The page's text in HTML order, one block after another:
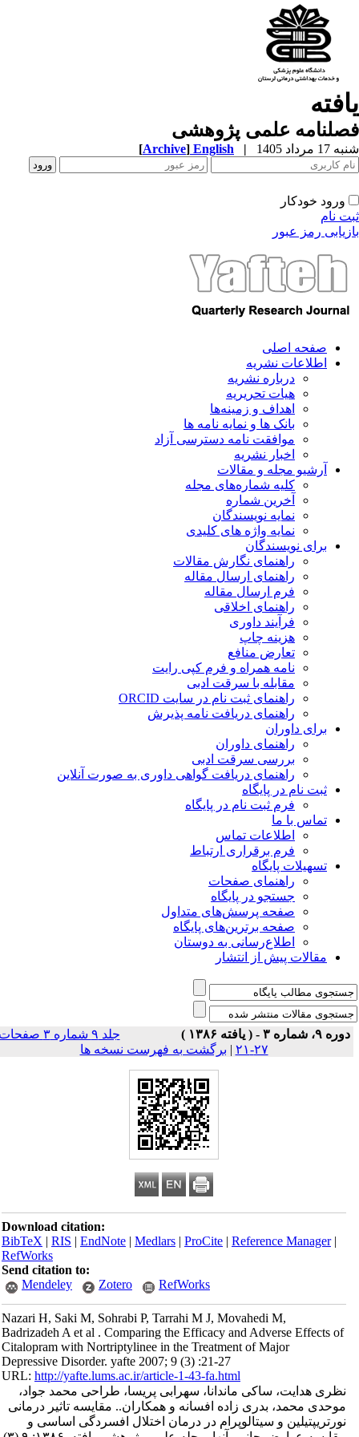
علمی پژوهشی
مرداد 1405 |
English
[Archive]
ورود خودکار
نام
رمز عبور
صفحه اصلی
اطلاعات نشریه
درباره نشریه
هیات تحریریه
اهداف و زمینه‌ها
بانک ها و نمایه نامه ها
موافقت نامه دسترسی آزاد
اخبار نشریه
آرشیو مجله و مقالات
کلیه شماره‌های مجله
آخرین شماره
نمایه نویسندگان
نمایه واژه های کلیدی
برای نویسندگان
راهنمای نگارش مقالات
راهنمای ارسال مقاله
فرم ارسال مقاله
راهنمای اخلاقی
فرآیند داوری
هزینه چاپ
تعارض منافع
نامه همراه و فرم کپی رایت
مقابله با سرقت ادبی
راهنمای ثبت نام در سایت ORCID
راهنمای دریافت نامه پذیرش
برای داوران
راهنمای داوران
بررسی سرقت ادبی
راهنمای دریافت گواهی داوری به صورت آنلاین
ثبت نام در پایگاه
فرم ثبت نام در پایگاه
تماس با ما
اطلاعات تماس
فرم برقراری ارتباط
تسهیلات پایگاه
راهنمای صفحات
جستجو در پایگاه
صفحه پرسش‌های متداول
صفحه برترین‌های پایگاه
اطلاع‌رسانی به دوستان
مقالات پیش از انتشار
دوره ۹، شماره ۳ - ( یافته ۱۳۸۶ )
جلد ۹ شماره ۳ صفحات
۲۷-۲۱
|برگشت به فهرست نسخه ها
Download citation:
BibTeX|RIS|EndNote|Medlars|ProCite|Reference Manager
RefWorks
Send citation to:
Mendeley
Zotero RefWorks
Nazari H, Saki M, Sohrabi P, Tarrahi M J, Movahedi M,
Badrizadeh A et al . Comparing the Efficacy and Adverse Effects of
Citalopram with Nortriptylinee in the Treatment of Major
Depressive Disorder. yafte 2007; 9 (3) :21-27
URL:http://yafte.lums.ac.ir/article-1-43-fa.html
نظری هدایت، ساکی ماندانا، سهرابی پریسا، طراحی محمد جواد،
موحدی محمد، بدری زاده افسانه و همکاران.. مقایسه تاثیر درمانی
نورتریپتیلین و سیتالوپرام در درمان اختلال افسردگی اساسی و